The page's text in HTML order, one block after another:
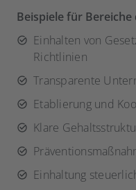
Beispiele für Bereiche
Einhalten von
Richtlinien
Transparente
Etablierung und
Klare
Einhaltung